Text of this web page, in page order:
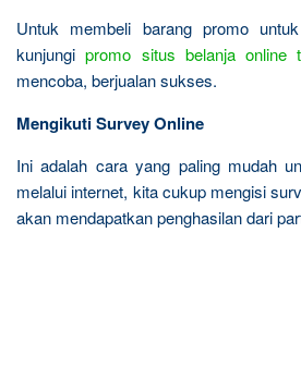
Untuk membeli barang promo
kunjungipromo situs belanja online
mencoba, berjualan sukses.
Mengikuti Survey Online
Ini adalah cara yang paling mudah
melalui internet, kita cukup mengisi
akan mendapatkan penghasilan dari